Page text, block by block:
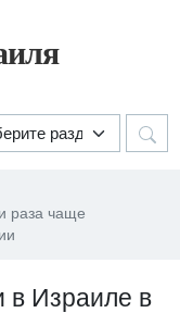
раза чаще
в Израиле в